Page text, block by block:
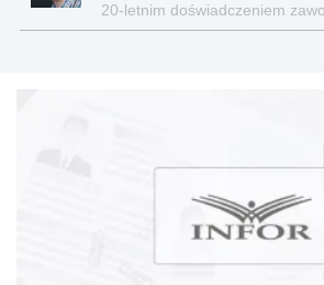
20-letnim doświadczeniem
publikacji z tej tematyki